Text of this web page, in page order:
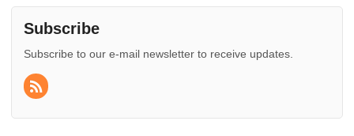
Subscribe
Subscribe to our e-mail newsletter to receive updates.